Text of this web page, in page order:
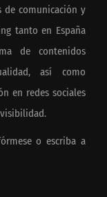
comunicación y
tanto en España
de contenidos
así como
en redes sociales
o escriba a